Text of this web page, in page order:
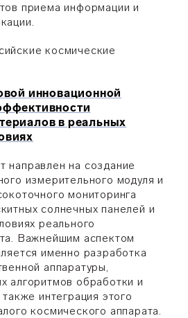
приема информации и
космические
инновационной
в реальных
направлен на создание
измерительного модуля и
мониторинга
солнечных панелей и
реального
Важнейшим аспектом
именно разработка
аппаратуры,
алгоритмов обработки и
интеграция этого
космического аппарата.